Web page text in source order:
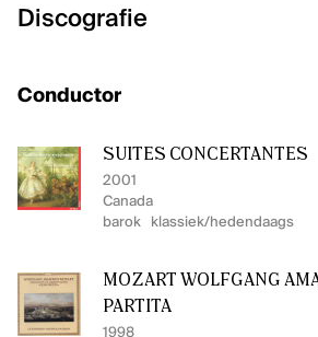
Discografie
Conductor
SUITES CONCERTANTES
2001
Canada
barok
klassiek/hedendaags
MOZART WOLFGANG
PARTITA
1998